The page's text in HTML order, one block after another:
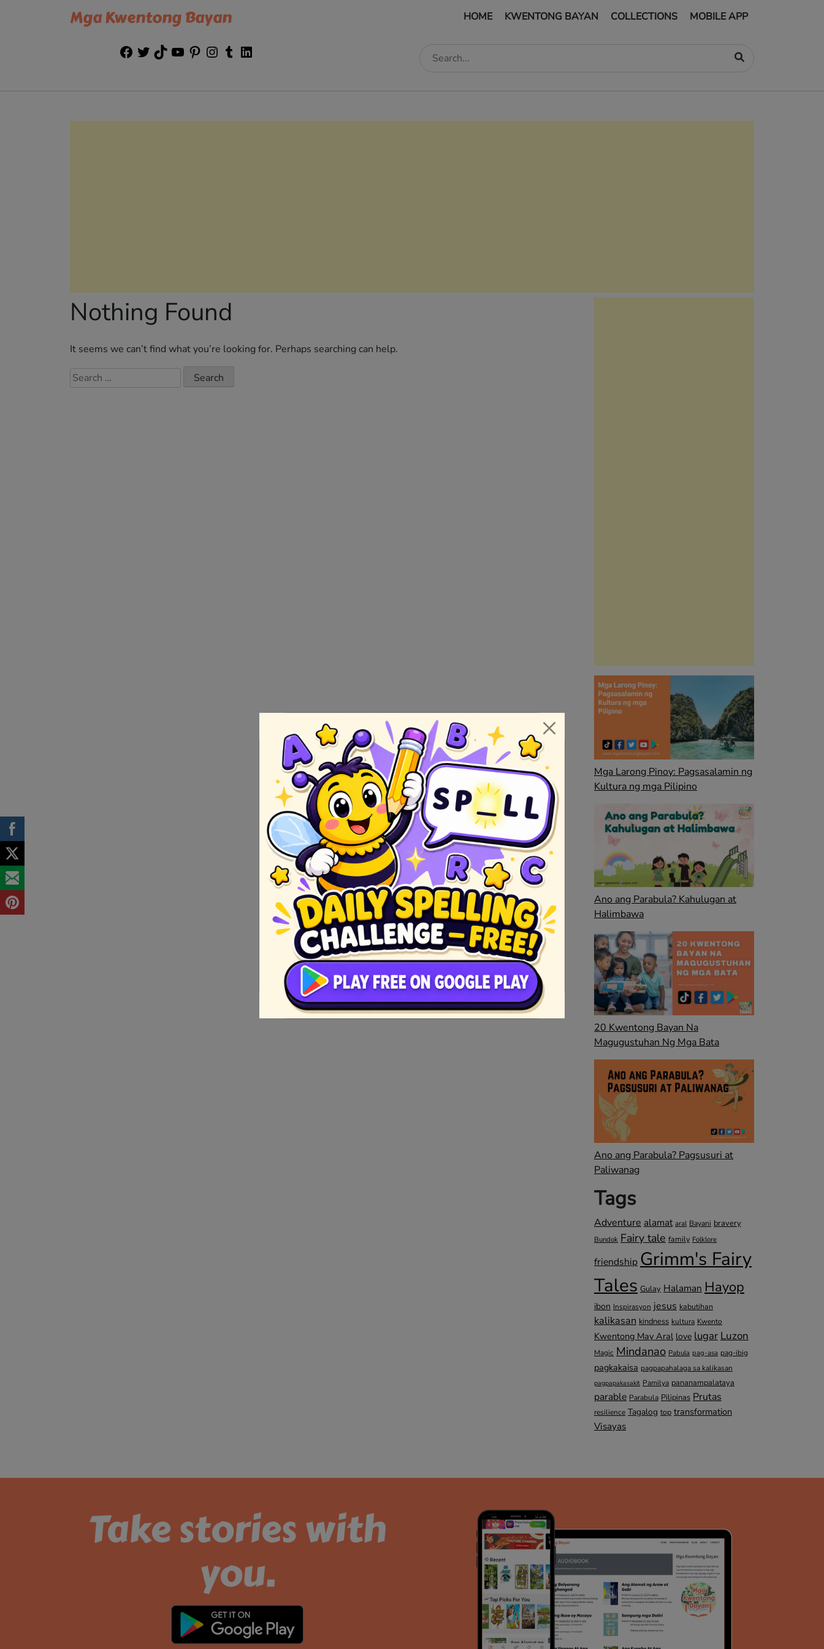
Mga Kwentong Bayan HOME KWENTONG BAYAN COLLECTIONS MOBILE APP
Facebook
TwitterTikTokYouTubePinterest
Instagram
Tumblr
Nothing Found
It seems we can’t find what you’re looking for. Perhaps searching can help.
Search
for:
Mga Larong Pinoy: Pagsasalamin ng
Kultura ng mga Pilipino
Ano ang Parabula? Kahulugan at
Halimbawa
20 Kwentong Bayan Na
Magugustuhan Ng Mga Bata
Ano ang Parabula? Pagsusuri at
Paliwanag
Tags
Adventure alamat aral Bayani bravery
Bundok Fairy tale family Folklore
friendship Grimm's Fairy
Tales Gulay Halaman Hayop
ibon Inspirasyon jesus kabutihan
kalikasan kindness kultura Kwento
Kwentong May Aral love lugar Luzon
Magic Mindanao Pabula pag-asa pag-ibig
pagkakaisa pagpapahalaga sa kalikasan
pagpapakasakit Pamilya pananampalataya
parable Parabula Pilipinas Prutas
resilience Tagalog top transformation
Visayas
Take stories with
you.